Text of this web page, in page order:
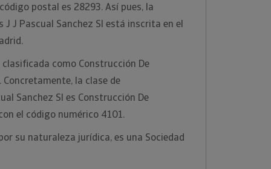
postal es 28293. Así pues, la
J J Pascual Sanchez Sl está inscrita en el
como Construcción De
Concretamente, la clase de
Sanchez Sl es Construcción De
el código numérico 4101.
su naturaleza jurídica, es una Sociedad